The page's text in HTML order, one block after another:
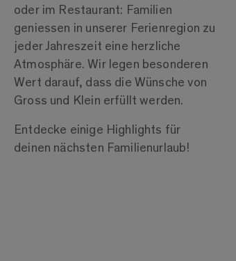
oder im Restaurant: Familien
geniessen in unserer Ferienregion zu
jeder Jahreszeit eine herzliche
Atmosphäre. Wir legen besonderen
Wert darauf, dass die Wünsche von
Gross und Klein erfüllt werden.
Entdecke einige Highlights für
deinen nächsten Familienurlaub!